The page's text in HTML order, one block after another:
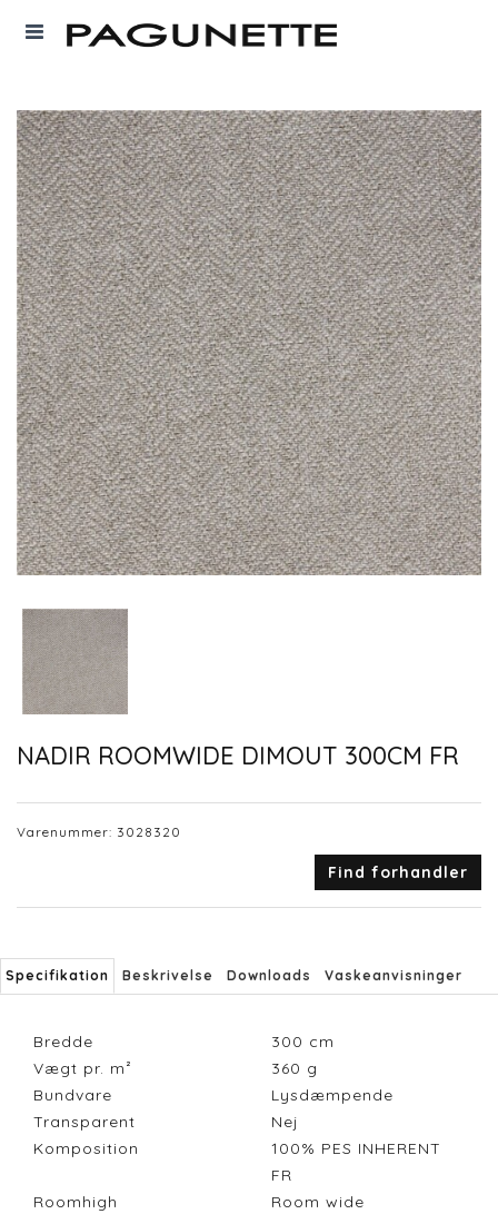
NADIR ROOMWIDE DIMOUT 300CM FR
Varenummer: 3028320
Find forhandler
Specifikation Beskrivelse Downloads Vaskeanvisninger
Bredde 300 cm
Vægt pr. m²
360 g
Bundvare
Lysdæmpende
Transparent
Nej
Komposition
100% PES INHERENT
FR
Roomhigh
Room wide